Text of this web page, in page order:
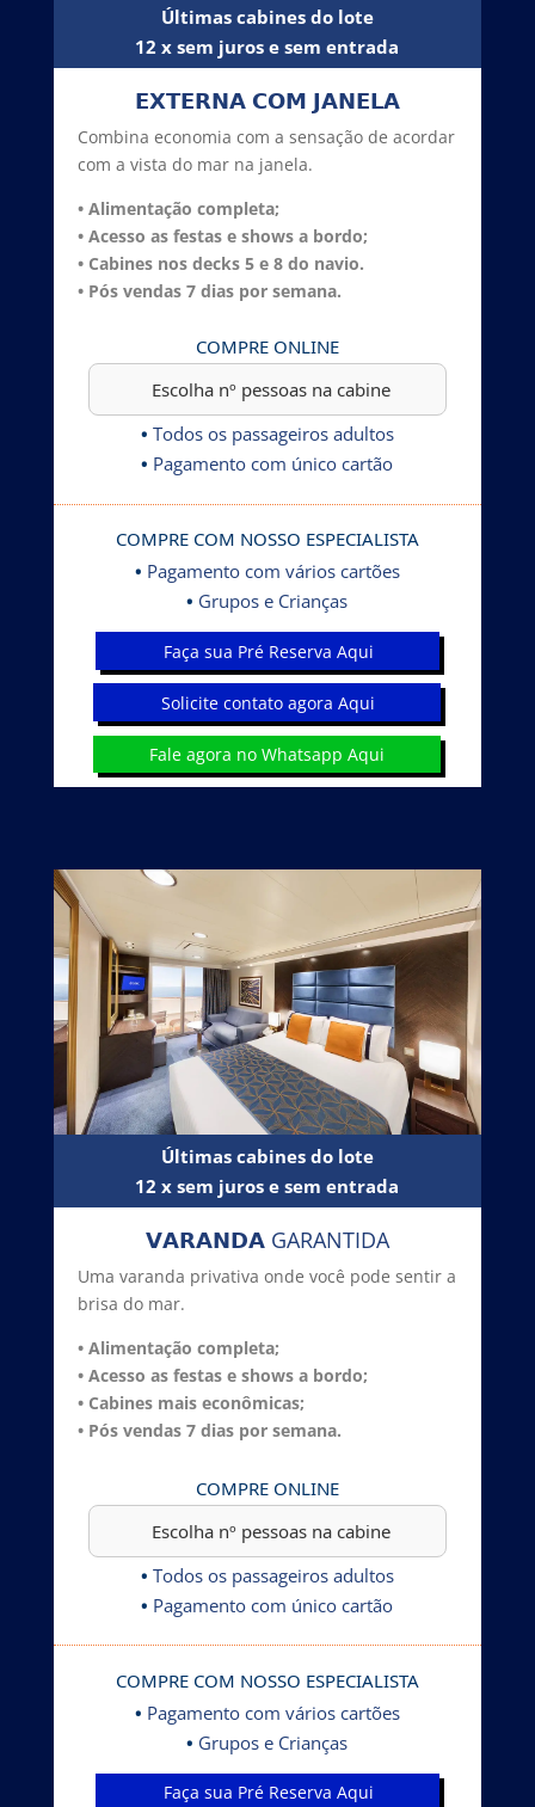
Últimas cabines do lote
12 x sem juros e sem entrada
𝗘𝗫𝗧𝗘𝗥𝗡𝗔 𝗖𝗢𝗠 𝗝𝗔𝗡𝗘𝗟𝗔
Combina economia com a sensação de acordar
com a vista do mar na janela.
• Alimentação completa;
• Acesso as festas e shows a bordo;
• Cabines nos decks 5 e 8 do navio.
• Pós vendas 7 dias por semana.
COMPRE ONLINE
• Todos os passageiros adultos
• Pagamento com único cartão
COMPRE COM NOSSO ESPECIALISTA
• Pagamento com vários cartões
• Grupos e Crianças
Faça sua Pré Reserva Aqui
Solicite contato agora Aqui
Fale agora no Whatsapp Aqui
Últimas cabines do lote
12 x sem juros e sem entrada
𝗩𝗔𝗥𝗔𝗡𝗗𝗔 GARANTIDA
Uma varanda privativa onde você pode sentir a
brisa do mar.
• Alimentação completa;
• Acesso as festas e shows a bordo;
• Cabines mais econômicas;
• Pós vendas 7 dias por semana.
COMPRE ONLINE
• Todos os passageiros adultos
• Pagamento com único cartão
COMPRE COM NOSSO ESPECIALISTA
• Pagamento com vários cartões
• Grupos e Crianças
Faça sua Pré Reserva Aqui